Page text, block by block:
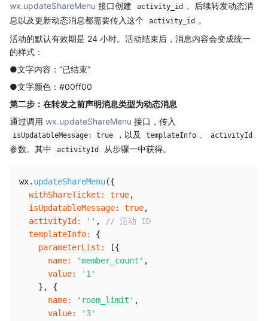
wx.updateShareMenu 接口创建 activity_id
。后续转发动态消
息以及更新动态消息都需要传入这个
activity_id
。
活动的默认有效期是 24 小时。活动结束后，消息内容会变成统一
的样式：
●文字内容：“已结束”
●文字颜色：#00ff00
第二步：在转发之前声明消息类型为动态消息
通过调用 wx.updateShareMenu 接口，传入
isUpdatableMessage: true ，以及 templateInfo activityId
参数。其中 activityId 从步骤一中获得。
wx. updateShareMenu({
withShareTicket : true,
isUpdatableMessage: true,
activityId : '' ,
// 活动 ID
templateInfo:
{
parameterList : [{
name: 'member_count' ,
value:
'1'
} ,
{
name: 'room_limit' ,
value: '3'